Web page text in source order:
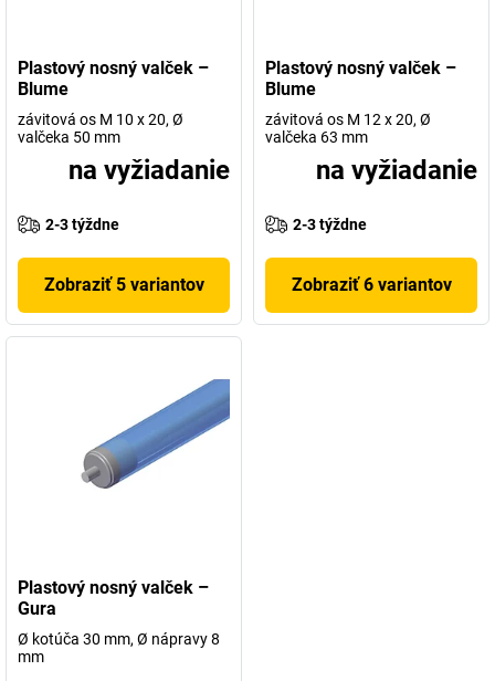
Plastový nosný valček –
Blume
závitová os M 10 x 20, Ø
valčeka 50 mm
na vyžiadanie
2-3 týždne
Zobraziť 5 variantov
Plastový nosný valček –
Blume
závitová os M 12 x 20, Ø
valčeka 63 mm
na vyžiadanie
2-3 týždne
Zobraziť 6 variantov
Plastový nosný valček –
Gura
Ø kotúča 30 mm, Ø nápravy 8
mm